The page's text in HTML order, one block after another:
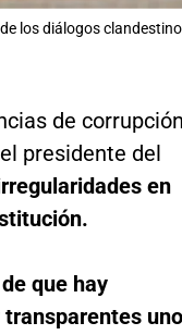
los diálogos
de
presidente del
en
que hay
uno